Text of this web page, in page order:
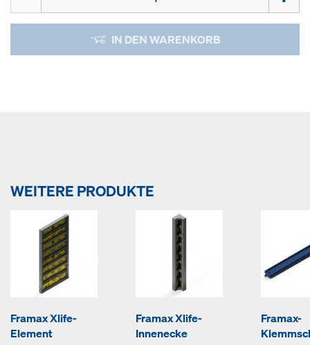
IN DEN WARENKORB
WEITERE PRODUKTE
Framax Xlife-
Element
Framax Xlife-
Innenecke
Framax-